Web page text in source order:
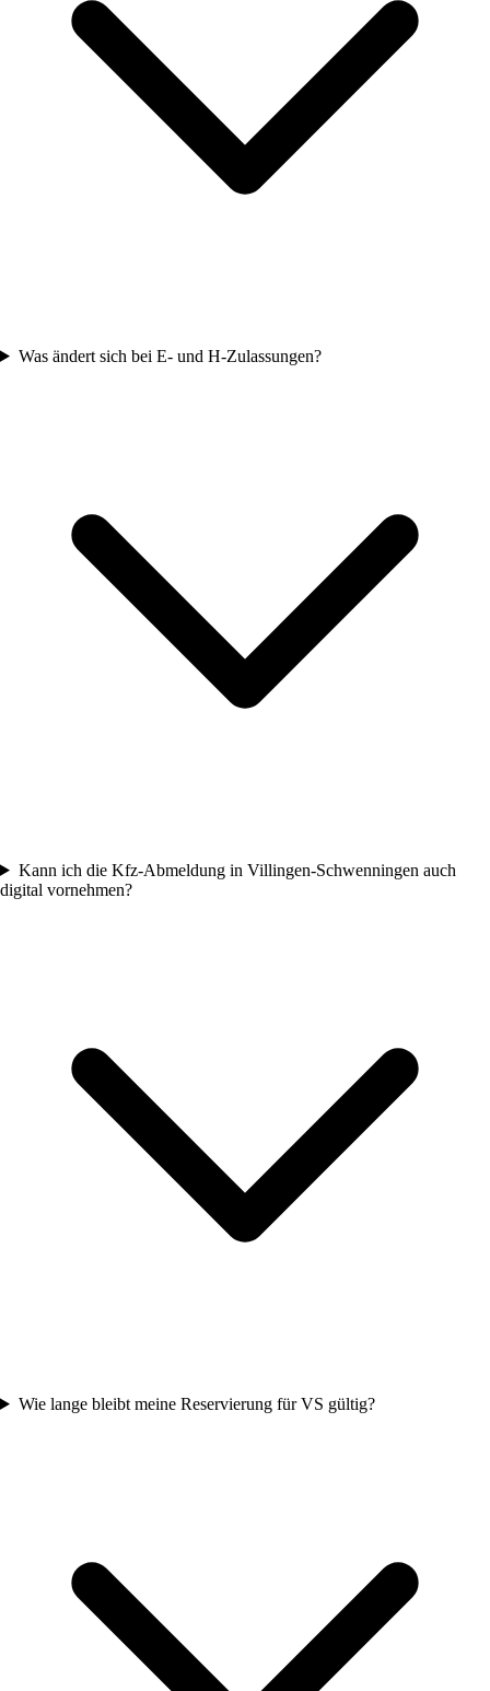
Was ändert sich bei E- und H-Zulassungen?
Kann ich die Kfz-Abmeldung in Villingen-Schwenningen auch
digital vornehmen?
Wie lange bleibt meine Reservierung für VS gültig?